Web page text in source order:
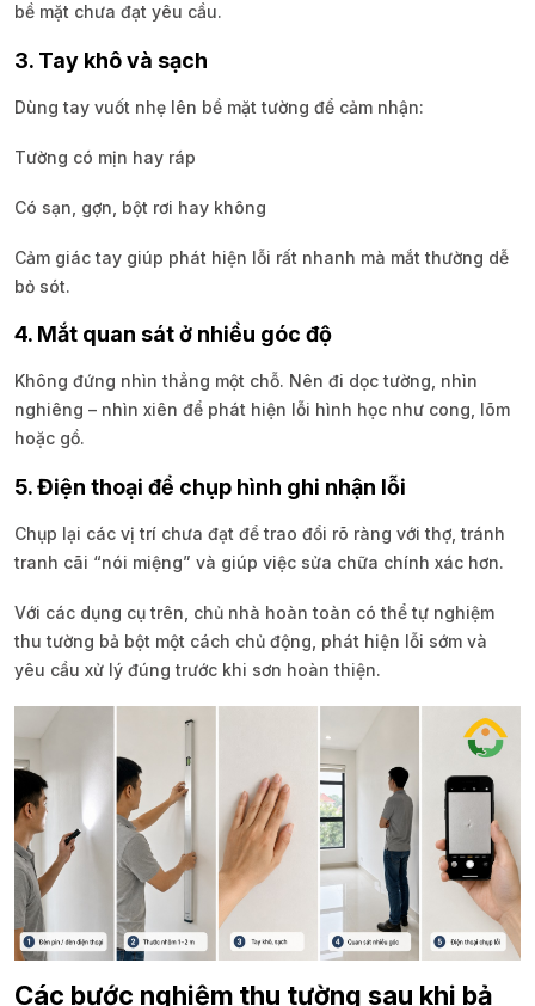
bề mặt chưa đạt yêu cầu.
3. Tay khô và sạch
Dùng tay vuốt nhẹ lên bề mặt tường để cảm nhận:
Tường có mịn hay ráp
Có sạn, gợn, bột rơi hay không
Cảm giác tay giúp phát hiện lỗi rất nhanh mà mắt thường dễ
bỏ sót.
4. Mắt quan sát ở nhiều góc độ
Không đứng nhìn thẳng một chỗ. Nên đi dọc tường, nhìn
nghiêng – nhìn xiên để phát hiện lỗi hình học như cong, lõm
hoặc gồ.
5. Điện thoại để chụp hình ghi nhận lỗi
Chụp lại các vị trí chưa đạt để trao đổi rõ ràng với thợ, tránh
tranh cãi “nói miệng” và giúp việc sửa chữa chính xác hơn.
Với các dụng cụ trên, chủ nhà hoàn toàn có thể tự nghiệm
thu tường bả bột một cách chủ động, phát hiện lỗi sớm và
yêu cầu xử lý đúng trước khi sơn hoàn thiện.
Các bước nghiệm thu tường sau khi bả